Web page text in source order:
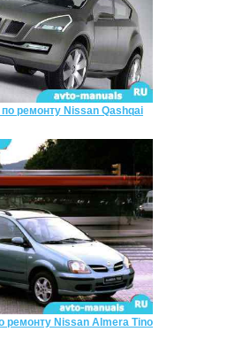
по ремонту Nissan Qashqai
ремонту Nissan Almera Tino